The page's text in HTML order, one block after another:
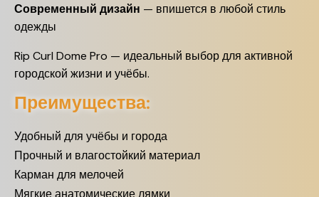
Современный дизайн — впишется в любой стиль
одежды
Rip Curl Dome Pro — идеальный выбор для активной
городской жизни и учёбы.
Преимущества:
Удобный для учёбы и города
Прочный и влагостойкий материал
Карман для мелочей
Мягкие анатомические лямки